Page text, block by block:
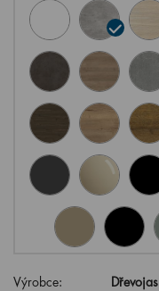
Výrobce: Dřevojas